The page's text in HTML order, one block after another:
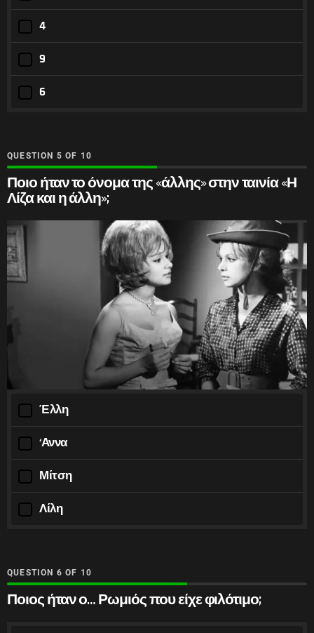
4
9
6
QUESTION OF 10
Ποιο ήταν το όνομα της «άλλης» στην ταινία «Η
Λίζα και η άλλη»;
Έλλη
‘Αννα
Μίτση
Λίλη
QUESTION OF 10
Ποιος ήταν ο… Ρωμιός που είχε φιλότιμο;